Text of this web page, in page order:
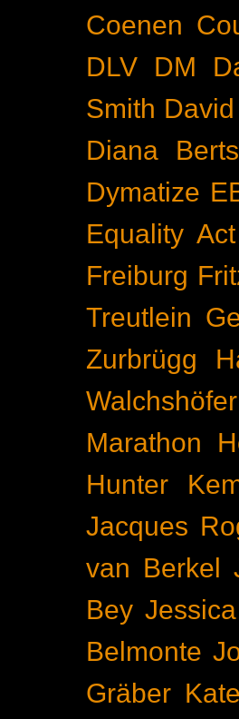
Coenen
DLV
DM
Smith
Diana
Dymatize
Equality Act
Freiburg
Treutlein
Zurbrügg
Walchshöfer
Marathon
Hunter
Jacques
van Berkel
Bey
Belmonte
Gräber